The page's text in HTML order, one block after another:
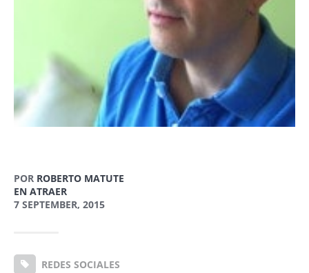
POR ROBERTO MATUTE
EN ATRAER
7 SEPTEMBER, 2015
REDES SOCIALES